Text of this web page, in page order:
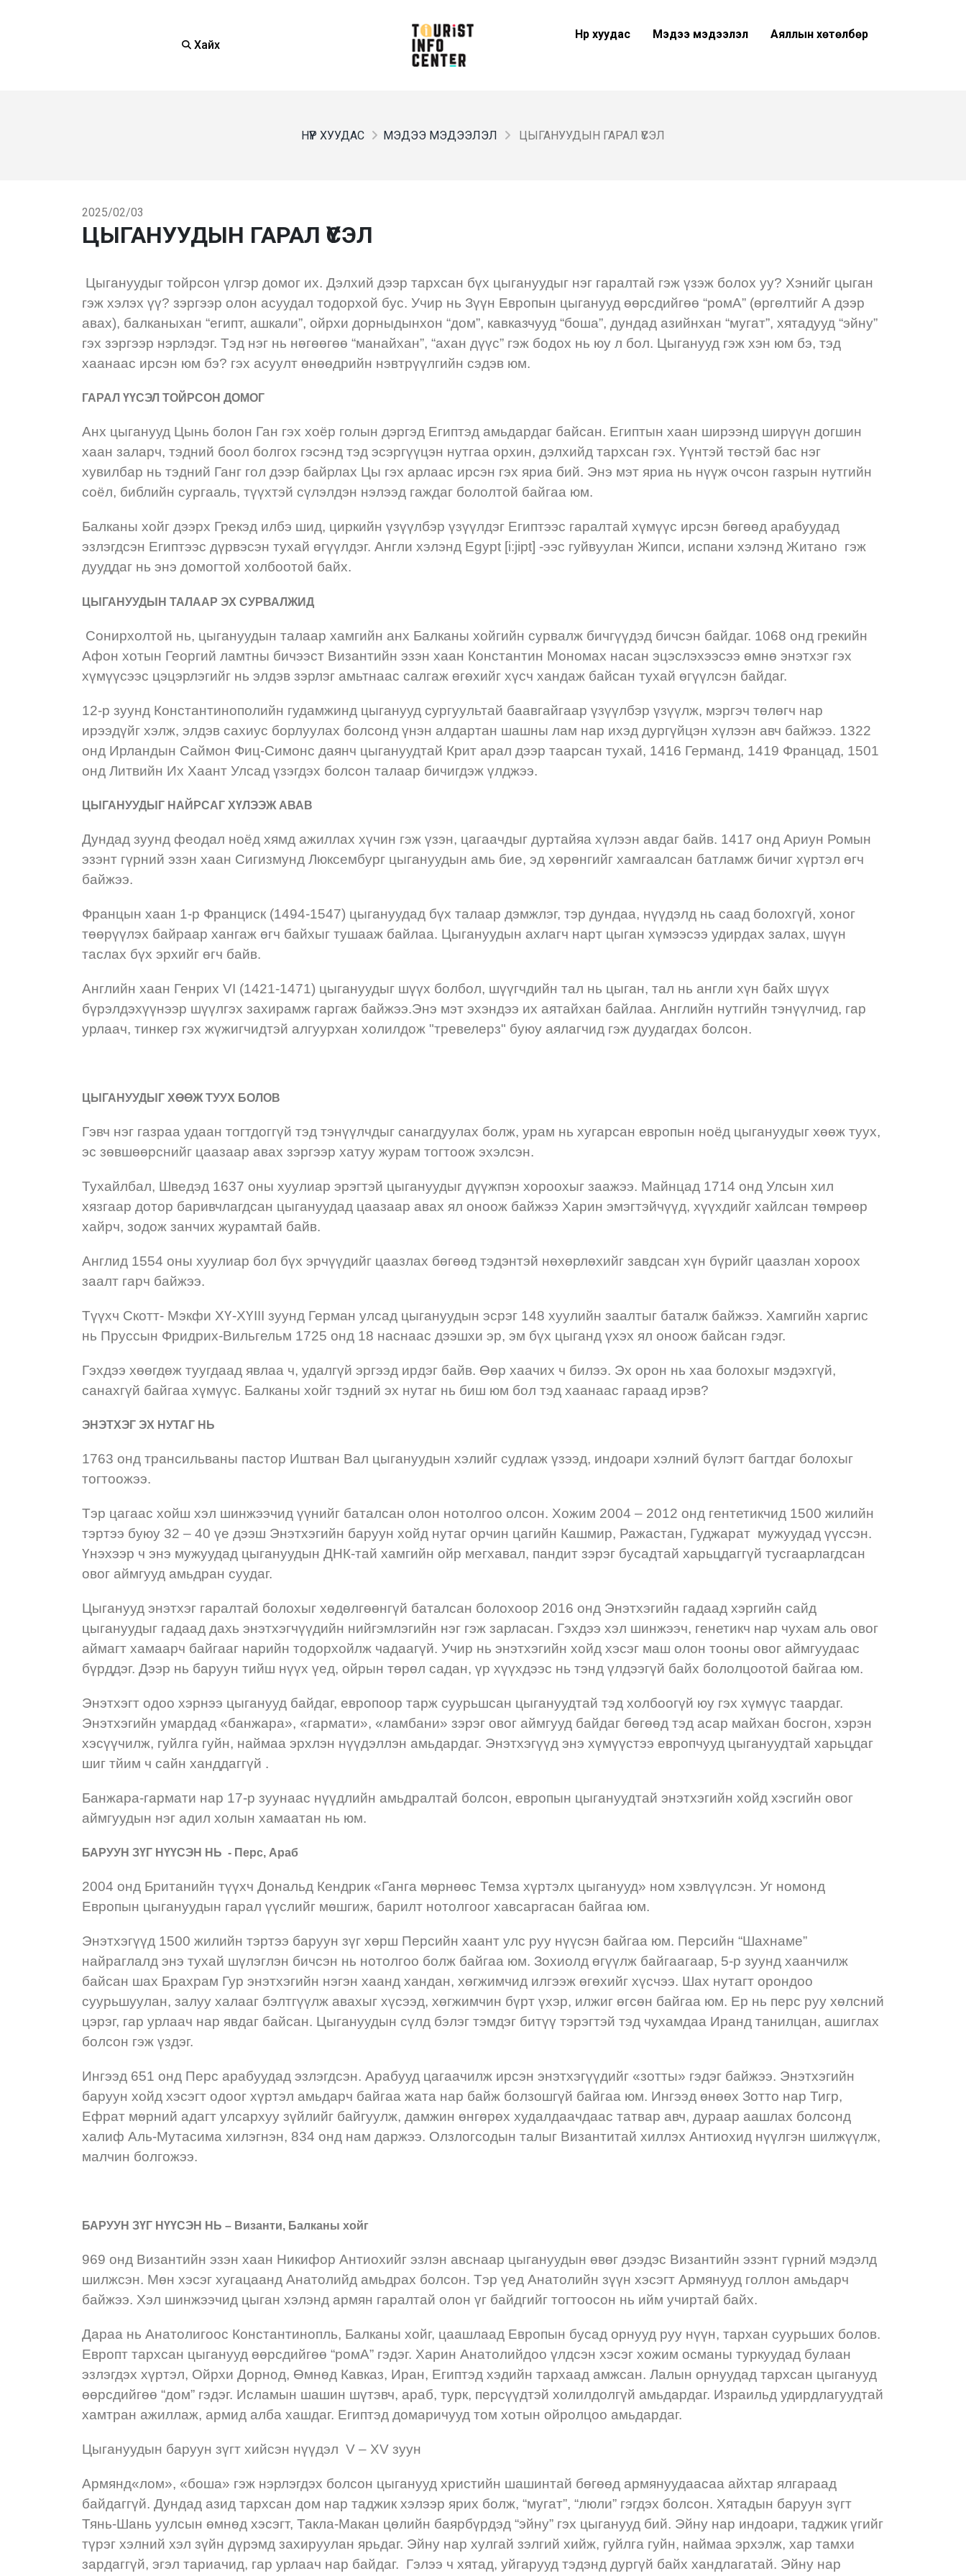
Хайх
Нүүр хуудас Мэдээ мэдээлэл Аяллын хөтөлбөр
НҮҮР ХУУДАС МЭДЭЭ МЭДЭЭЛЭЛ ЦЫГАНУУДЫН ГАРАЛ ҮҮСЭЛ
2025/02/03
ЦЫГАНУУДЫН ГАРАЛ ҮҮСЭЛ
Цыгануудыг тойрсон үлгэр домог их. Дэлхий дээр тархсан бүх цыгануудыг нэг гаралтай гэж үзэж болох уу? Хэнийг цыган
гэж хэлэх үү? зэргээр олон асуудал тодорхой бус. Учир нь Зүүн Европын цыганууд өөрсдийгөө “ромА” (өргөлтийг А дээр
авах), балканыхан “египт, ашкали”, ойрхи дорныдынхон “дом”, кавказчууд “боша”, дундад азийнхан “мугат”, хятадууд “эйну”
гэх зэргээр нэрлэдэг. Тэд нэг нь нөгөөгөө “манайхан”, “ахан дүүс” гэж бодох нь юу л бол. Цыганууд гэж хэн юм бэ, тэд
хаанаас ирсэн юм бэ? гэх асуулт өнөөдрийн нэвтрүүлгийн сэдэв юм.
ГАРАЛ ҮҮСЭЛ ТОЙРСОН ДОМОГ
Анх цыганууд Цынь болон Ган гэх хоёр голын дэргэд Египтэд амьдардаг байсан. Египтын хаан ширээнд ширүүн догшин
хаан заларч, тэдний боол болгох гэсэнд тэд эсэргүүцэн нутгаа орхин, дэлхийд тархсан гэх. Үүнтэй төстэй бас нэг
хувилбар нь тэдний Ганг гол дээр байрлах Цы гэх арлаас ирсэн гэх яриа бий. Энэ мэт яриа нь нүүж очсон газрын нутгийн
соёл, библийн сургааль, түүхтэй сүлэлдэн нэлээд гаждаг бололтой байгаа юм.
Балканы хойг дээрх Грекэд илбэ шид, циркийн үзүүлбэр үзүүлдэг Египтээс гаралтай хүмүүс ирсэн бөгөөд арабуудад
эзлэгдсэн Египтээс дүрвэсэн тухай өгүүлдэг. Англи хэлэнд Egypt [i:jipt] -ээс гуйвуулан Жипси, испани хэлэнд Житано гэж
дууддаг нь энэ домогтой холбоотой байх.
ЦЫГАНУУДЫН ТАЛААР ЭХ СУРВАЛЖИД
Сонирхолтой нь, цыгануудын талаар хамгийн анх Балканы хойгийн сурвалж бичгүүдэд бичсэн байдаг. 1068 онд грекийн
Афон хотын Георгий ламтны бичээст Византийн эзэн хаан Константин Мономах насан эцэслэхээсээ өмнө энэтхэг гэх
хүмүүсээс цэцэрлэгийг нь элдэв зэрлэг амьтнаас салгаж өгөхийг хүсч хандаж байсан тухай өгүүлсэн байдаг.
12-р зуунд Константинополийн гудамжинд цыганууд сургуультай баавгайгаар үзүүлбэр үзүүлж, мэргэч төлөгч нар
ирээдүйг хэлж, элдэв сахиус борлуулах болсонд үнэн алдартан шашны лам нар ихэд дургүйцэн хүлээн авч байжээ. 1322
онд Ирландын Саймон Фиц-Симонс даянч цыгануудтай Крит арал дээр таарсан тухай, 1416 Германд, 1419 Францад, 1501
онд Литвийн Их Хаант Улсад үзэгдэх болсон талаар бичигдэж үлджээ.
ЦЫГАНУУДЫГ НАЙРСАГ ХҮЛЭЭЖ АВАВ
Дундад зуунд феодал ноёд хямд ажиллах хүчин гэж үзэн, цагаачдыг дуртайяа хүлээн авдаг байв. 1417 онд Ариун Ромын
эзэнт гүрний эзэн хаан Сигизмунд Люксембург цыгануудын амь бие, эд хөрөнгийг хамгаалсан батламж бичиг хүртэл өгч
байжээ.
Францын хаан 1-р Франциск (1494-1547) цыгануудад бүх талаар дэмжлэг, тэр дундаа, нүүдэлд нь саад болохгүй, хоног
төөрүүлэх байраар хангаж өгч байхыг тушааж байлаа. Цыгануудын ахлагч нарт цыган хүмээсээ удирдах залах, шүүн
таслах бүх эрхийг өгч байв.
Английн хаан Генрих VI (1421-1471) цыгануудыг шүүх болбол, шүүгчдийн тал нь цыган, тал нь англи хүн байх шүүх
бүрэлдэхүүнээр шүүлгэх захирамж гаргаж байжээ.Энэ мэт эхэндээ их аятайхан байлаа. Английн нутгийн тэнүүлчид, гар
урлаач, тинкер гэх жүжигчидтэй алгуурхан холилдож "тревелерз" буюу аялагчид гэж дуудагдах болсон.
ЦЫГАНУУДЫГ ХӨӨЖ ТУУХ БОЛОВ
Гэвч нэг газраа удаан тогтдоггүй тэд тэнүүлчдыг санагдуулах болж, урам нь хугарсан европын ноёд цыгануудыг хөөж туух,
эс зөвшөөрснийг цаазаар авах зэргээр хатуу журам тогтоож эхэлсэн.
Тухайлбал, Шведэд 1637 оны хуулиар эрэгтэй цыгануудыг дүүжпэн хороохыг заажээ. Майнцад 1714 онд Улсын хил
хязгаар дотор баривчлагдсан цыгануудад цаазаар авах ял оноож байжээ Харин эмэгтэйчүүд, хүүхдийг хайлсан төмрөөр
хайрч, зодож занчих журамтай байв.
Англид 1554 оны хуулиар бол бүх эрчүүдийг цаазлах бөгөөд тэдэнтэй нөхөрлөхийг завдсан хүн бүрийг цаазлан хороох
заалт гарч байжээ.
Түүхч Скотт- Мэкфи XҮ-XҮIII зуунд Герман улсад цыгануудын эсрэг 148 хуулийн заалтыг баталж байжээ. Хамгийн харгис
нь Пруссын Фридрих-Вильгельм 1725 онд 18 наснаас дээшхи эр, эм бүх цыганд үхэх ял оноож байсан гэдэг.
Гэхдээ хөөгдөж туугдаад явлаа ч, удалгүй эргээд ирдэг байв. Өөр хаачих ч билээ. Эх орон нь хаа болохыг мэдэхгүй,
санахгүй байгаа хүмүүс. Балканы хойг тэдний эх нутаг нь биш юм бол тэд хаанаас гараад ирэв?
ЭНЭТХЭГ ЭХ НУТАГ НЬ
1763 онд трансильваны пастор Иштван Вал цыгануудын хэлийг судлаж үзээд, индоари хэлний бүлэгт багтдаг болохыг
тогтоожээ.
Тэр цагаас хойш хэл шинжээчид үүнийг баталсан олон нотолгоо олсон. Хожим 2004 – 2012 онд гентетикчид 1500 жилийн
тэртээ буюу 32 – 40 үе дээш Энэтхэгийн баруун хойд нутаг орчин цагийн Кашмир, Ражастан, Гуджарат мужуудад үүссэн.
Үнэхээр ч энэ мужуудад цыгануудын ДНК-тай хамгийн ойр мегхавал, пандит зэрэг бусадтай харьцдаггүй тусгаарлагдсан
овог аймгууд амьдран суудаг.
Цыганууд энэтхэг гаралтай болохыг хөдөлгөөнгүй баталсан болохоор 2016 онд Энэтхэгийн гадаад хэргийн сайд
цыгануудыг гадаад дахь энэтхэгчүүдийн нийгэмлэгийн нэг гэж зарласан. Гэхдээ хэл шинжээч, генетикч нар чухам аль овог
аймагт хамаарч байгааг нарийн тодорхойлж чадаагүй. Учир нь энэтхэгийн хойд хэсэг маш олон тооны овог аймгуудаас
бүрддэг. Дээр нь баруун тийш нүүх үед, ойрын төрөл садан, үр хүүхдээс нь тэнд үлдээгүй байх бололцоотой байгаа юм.
Энэтхэгт одоо хэрнээ цыганууд байдаг, европоор тарж суурьшсан цыгануудтай тэд холбоогүй юу гэх хүмүүс таардаг.
Энэтхэгийн умардад «банжара», «гармати», «ламбани» зэрэг овог аймгууд байдаг бөгөөд тэд асар майхан босгон, хэрэн
хэсүүчилж, гуйлга гуйн, наймаа эрхлэн нүүдэллэн амьдардаг. Энэтхэгүүд энэ хүмүүстээ европчууд цыгануудтай харьцдаг
шиг тйим ч сайн ханддаггүй .
Банжара-гармати нар 17-р зуунаас нүүдлийн амьдралтай болсон, европын цыгануудтай энэтхэгийн хойд хэсгийн овог
аймгуудын нэг адил холын хамаатан нь юм.
БАРУУН ЗҮГ НҮҮСЭН НЬ - Перс, Араб
2004 онд Британийн түүхч Дональд Кендрик «Ганга мөрнөөс Темза хүртэлх цыганууд» ном хэвлүүлсэн. Уг номонд
Европын цыгануудын гарал үүслийг мөшгиж, барилт нотолгоог хавсаргасан байгаа юм.
Энэтхэгүүд 1500 жилийн тэртээ баруун зүг хөрш Персийн хаант улс руу нүүсэн байгаа юм. Персийн “Шахнаме”
найраглалд энэ тухай шүлэглэн бичсэн нь нотолгоо болж байгаа юм. Зохиолд өгүүлж байгаагаар, 5-р зуунд хаанчилж
байсан шах Брахрам Гур энэтхэгийн нэгэн хаанд хандан, хөгжимчид илгээж өгөхийг хүсчээ. Шах нутагт орондоо
суурьшуулан, залуу халааг бэлтгүүлж авахыг хүсээд, хөгжимчин бүрт үхэр, илжиг өгсөн байгаа юм. Ер нь перс руу хөлсний
цэрэг, гар урлаач нар явдаг байсан. Цыгануудын сүлд бэлэг тэмдэг битүү тэрэгтэй тэд чухамдаа Иранд танилцан, ашиглах
болсон гэж үздэг.
Ингээд 651 онд Перс арабуудад эзлэгдсэн. Арабууд цагаачилж ирсэн энэтхэгүүдийг «зотты» гэдэг байжээ. Энэтхэгийн
баруун хойд хэсэгт одоог хүртэл амьдарч байгаа жата нар байж болзошгүй байгаа юм. Ингээд өнөөх Зотто нар Тигр,
Ефрат мөрний адагт улсархуу зүйлийг байгуулж, дамжин өнгөрөх худалдаачдаас татвар авч, дураар аашлах болсонд
халиф Аль-Мутасима хилэгнэн, 834 онд нам даржээ. Олзлогсодын талыг Византитай хиллэх Антиохид нүүлгэн шилжүүлж,
малчин болгожээ.
БАРУУН ЗҮГ НҮҮСЭН НЬ – Византи, Балканы хойг
969 онд Византийн эзэн хаан Никифор Антиохийг эзлэн авснаар цыгануудын өвөг дээдэс Византийн эзэнт гүрний мэдэлд
шилжсэн. Мөн хэсэг хугацаанд Анатолийд амьдрах болсон. Тэр үед Анатолийн зүүн хэсэгт Армянууд голлон амьдарч
байжээ. Хэл шинжээчид цыган хэлэнд армян гаралтай олон үг байдгийг тогтоосон нь ийм учиртай байх.
Дараа нь Анатолигоос Константинопль, Балканы хойг, цаашлаад Европын бусад орнууд руу нүүн, тархан суурьших болов.
Европт тархсан цыганууд өөрсдийгөө “ромА” гэдэг. Харин Анатолийдоо үлдсэн хэсэг хожим османы туркуудад булаан
эзлэгдэх хүртэл, Ойрхи Дорнод, Өмнөд Кавказ, Иран, Египтэд хэдийн тархаад амжсан. Лалын орнуудад тархсан цыганууд
өөрсдийгөө “дом” гэдэг. Исламын шашин шүтэвч, араб, турк, персүүдтэй холилдолгүй амьдардаг. Израильд удирдлагуудтай
хамтран ажиллаж, армид алба хашдаг. Египтэд домаричууд том хотын ойролцоо амьдардаг.
Цыгануудын баруун зүгт хийсэн нүүдэл V – XV зуун
Армянд«лом», «боша» гэж нэрлэгдэх болсон цыганууд христийн шашинтай бөгөөд армянуудаасаа айхтар ялгараад
байдаггүй. Дундад азид тархсан дом нар таджик хэлээр ярих болж, “мугат”, “люли” гэгдэх болсон. Хятадын баруун зүгт
Тянь-Шань уулсын өмнөд хэсэгт, Такла-Макан цөлийн баярбүрдэд “эйну” гэх цыганууд бий. Эйну нар индоари, таджик үгийг
түрэг хэлний хэл зүйн дүрэмд захируулан ярьдаг. Эйну нар хулгай зэлгий хийж, гуйлга гуйн, наймаа эрхэлж, хар тамхи
зардаггүй, эгэл тариачид, гар урлаач нар байдаг. Гэлээ ч хятад, уйгарууд тэдэнд дургүй байх хандлагатай. Эйну нар